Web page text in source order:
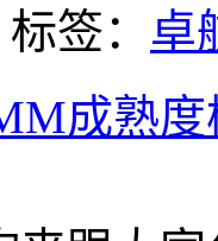
标签： 卓
成熟